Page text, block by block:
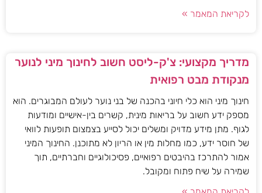
לקריאת המאמר »
מדריך מקצועי: צ'ק-ליסט חשוב לחינוך מיני לנוער
מנקודת מבט רפואית
חינוך מיני הוא כלי חיוני בהכנה של בני נוער לעולם המבוגרים. הוא
מספק ידע חשוב על בריאות מינית, קשרים בין-אישיים ומודעות
לגוף. מתן מידע מדויק ומשלים יכול לסייע בצמצום תופעות לוואי
של חוסר ידע, כמו מחלות מין או הריון לא מתוכנן. החינוך המיני
אמור להתרכז בהיבטים רפואיים, פסיכולוגיים וחברתיים, תוך
שמירה על שיח פתוח ומקובל.